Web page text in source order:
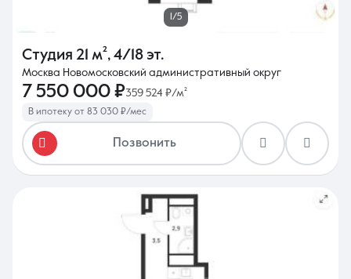
1/5
Студия 21 м², 4/18 эт.
Москва Новомосковский административный округ
7 550 000 ₽359 524 ₽/м²
В ипотеку от 83 030 ₽/мес
Позвонить